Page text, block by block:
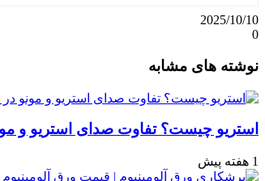
2025/10/10
0
آپ
گذاری
ایمیل
نوشته های مشابه
استریو چیست؟ تفاوت صدای استریو و
1 هفته پیش